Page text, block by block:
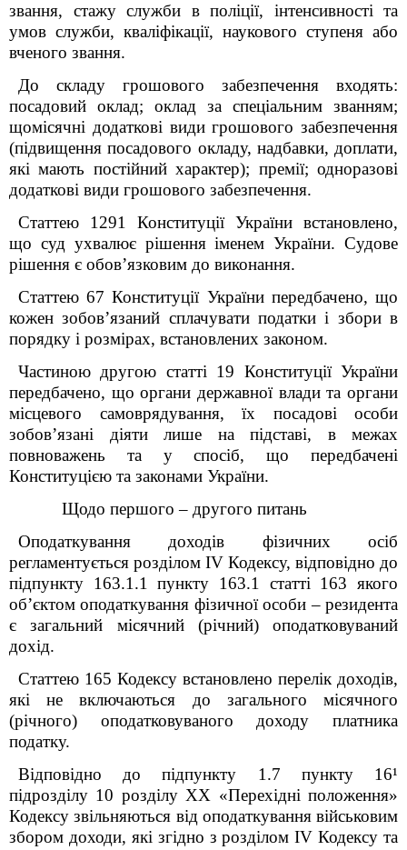
звання, стажу служби в поліції, інтенсивності та
умов служби, кваліфікації, наукового ступеня або
вченого звання.
До складу грошового забезпечення входять:
посадовий оклад; оклад за спеціальним званням;
щомісячні додаткові види грошового забезпечення
(підвищення посадового окладу, надбавки, доплати,
які мають постійний характер); премії; одноразові
додаткові види грошового забезпечення.
Статтею 1291
Конституції України встановлено,
що суд ухвалює рішення іменем України. Судове
рішення є обов’язковим до виконання.
Статтею 67 Конституції України передбачено, що
кожен зобов’язаний сплачувати податки і збори в
порядку і розмірах, встановлених законом.
Частиною другою статті 19 Конституції України
передбачено, що органи державної влади та органи
місцевого самоврядування, їх посадові особи
зобов’язані діяти лише на підставі, в межах
повноважень та у спосіб, що передбачені
Конституцією та законами України.
Щодо першого – другого питань
Оподаткування доходів фізичних осіб
регламентується розділом IV Кодексу, відповідно до
підпункту 163.1.1 пункту 163.1 статті 163 якого
об’єктом оподаткування фізичної особи – резидента
є загальний місячний (річний) оподатковуваний
дохід.
Статтею 165 Кодексу встановлено перелік доходів,
які не включаються до загального місячного
(річного) оподатковуваного доходу платника
податку.
Відповідно до підпункту 1.7 пункту 16¹
підрозділу 10 розділу ХХ «Перехідні положення»
Кодексу звільняються від оподаткування військовим
збором доходи, які згідно з розділом IV Кодексу та